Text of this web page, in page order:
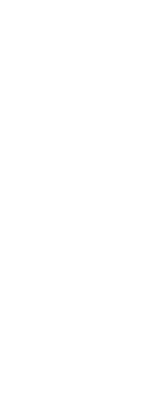
egyszerű, de hatékony soft
a LED szabványos
specializálódott. A Proof
tanúsítványával, amelyet
kedvező árazást és
szabott proofing-
számára bármely
a PANTONE, HKS
FOGRA59 tanúsítványt.